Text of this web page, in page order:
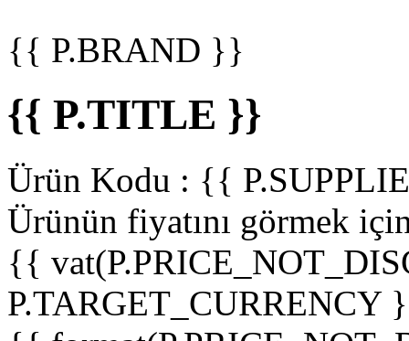
{{ P.BRAND }}
{{ P.TITLE }}
Ürün Kodu : {{
Ürünün fiyatını görmek
{{
P.TARGET_CURRENCY